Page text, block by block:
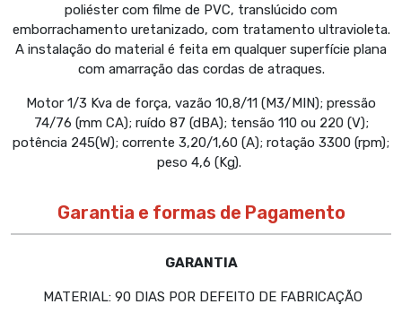
poliéster com filme de PVC, translúcido com
emborrachamento uretanizado, com tratamento ultravioleta.
A instalação do material é feita em qualquer superfície plana
com amarração das cordas de atraques.
Motor 1/3 Kva de força, vazão 10,8/11 (M3/MIN); pressão
74/76 (mm CA); ruído 87 (dBA); tensão 110 ou 220 (V);
potência 245(W); corrente 3,20/1,60 (A); rotação 3300 (rpm);
peso 4,6 (Kg).
Garantia e formas de Pagamento
GARANTIA
MATERIAL: 90 DIAS POR DEFEITO DE FABRICAÇÃO